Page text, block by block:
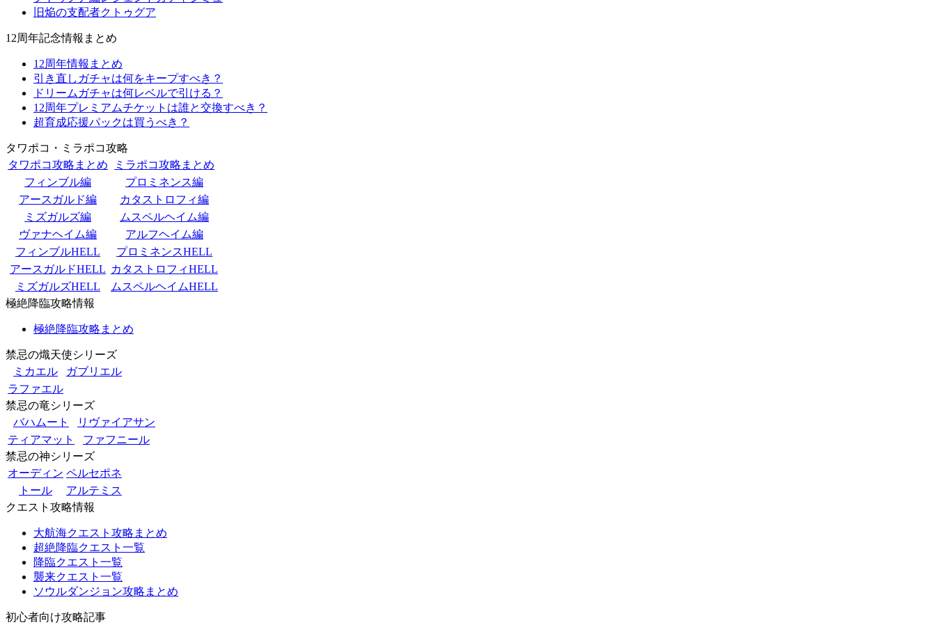
旧焔の支配者クトゥグア
12周年記念情報まとめ
12周年情報まとめ
引き直しガチャは何をキープすべき？
ドリームガチャは何レベルで引ける？
12周年プレミアムチケットは誰と交換すべき？
超育成応援パックは買うべき？
タワポコ・ミラポコ攻略
タワポコ攻略まとめ
ミラポコ攻略まとめ
フィンブル編
プロミネンス編
アースガルド編
カタストロフィ編
ミズガルズ編
ムスペルヘイム編
ヴァナヘイム編
アルフヘイム編
フィンブルHELL
プロミネンスHELL
アースガルドHELL カタストロフィHELL
ミズガルズHELL
ムスペルヘイムHELL
極絶降臨攻略情報
極絶降臨攻略まとめ
禁忌の熾天使シリーズ
ミカエル
ガブリエル
ラファエル
禁忌の竜シリーズ
バハムート
リヴァイアサン
ティアマット
ファフニール
禁忌の神シリーズ
オーディン ペルセポネ
トール
アルテミス
クエスト攻略情報
大航海クエスト攻略まとめ
超絶降臨クエスト一覧
降臨クエスト一覧
襲来クエスト一覧
ソウルダンジョン攻略まとめ
初心者向け攻略記事